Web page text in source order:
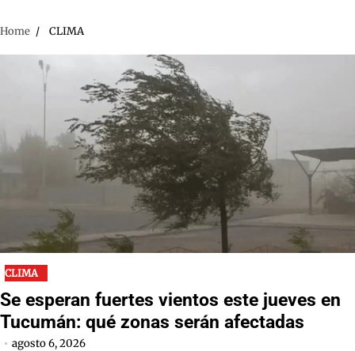
Home CLIMA
CLIMA
Se esperan fuertes vientos este jueves en
Tucumán: qué zonas serán afectadas
agosto 6, 2026